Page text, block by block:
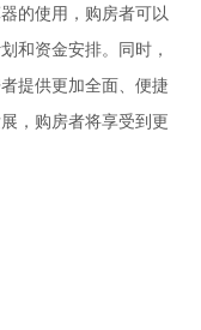
的使用，购房者可以
和资金安排。同时，
提供更加全面、便捷
，购房者将享受到更